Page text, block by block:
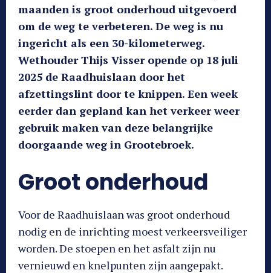
maanden is groot onderhoud uitgevoerd
om de weg te verbeteren. De weg is nu
ingericht als een 30-kilometerweg.
Wethouder Thijs Visser opende op 18 juli
2025 de Raadhuislaan door het
afzettingslint door te knippen. Een week
eerder dan gepland kan het verkeer weer
gebruik maken van deze belangrijke
doorgaande weg in Grootebroek.
Groot onderhoud
Voor de Raadhuislaan was groot onderhoud
nodig en de inrichting moest verkeersveiliger
worden. De stoepen en het asfalt zijn nu
vernieuwd en knelpunten zijn aangepakt.